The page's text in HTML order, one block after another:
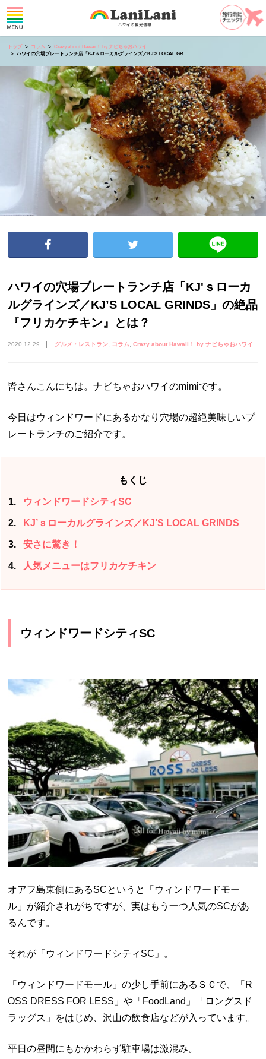
トップ コラム
Crazy about Hawaii！ by ナビちゃおハワイ
ハワイの穴場プレートランチ店「KJ'ｓローカルグラインズ／KJ’S LOCAL GR...
ハワイの穴場プレートランチ店「KJ'ｓローカ
ルグラインズ／KJ’S LOCAL GRINDS」の絶品
『フリカケチキン』とは？
2020.12.29 グルメ・レストラン コラム Crazy about Hawaii！ by ナビちゃおハワイ
皆さんこんにちは。ナビちゃおハワイのmimiです。
今日はウィンドワードにあるかなり穴場の超絶美味しいプ
レートランチのご紹介です。
もくじ
1 ウィンドワードシティSC
2 KJ’ｓローカルグラインズ／KJ’S LOCAL GRINDS
3 安さに驚き！
4 人気メニューはフリカケチキン
ウィンドワードシティSC
オアフ島東側にあるSCというと「ウィンドワードモー
ル」が紹介されがちですが、実はもう一つ人気のSCがあ
るんです。
それが「ウィンドワードシティSC」。
「ウィンドワードモール」の少し手前にあるＳＣで、「R
OSS DRESS FOR LESS」や「FoodLand」「ロングスド
ラッグス」をはじめ、沢山の飲食店などが入っています。
平日の昼間にもかかわらず駐車場は激混み。